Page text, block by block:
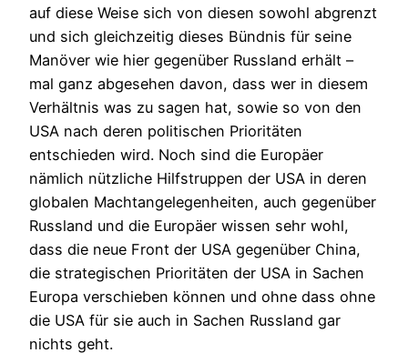
auf diese Weise sich von diesen sowohl abgrenzt
und sich gleichzeitig dieses Bündnis für seine
Manöver wie hier gegenüber Russland erhält –
mal ganz abgesehen davon, dass wer in diesem
Verhältnis was zu sagen hat, sowie so von den
USA nach deren politischen Prioritäten
entschieden wird. Noch sind die Europäer
nämlich nützliche Hilfstruppen der USA in deren
globalen Machtangelegenheiten, auch gegenüber
Russland und die Europäer wissen sehr wohl,
dass die neue Front der USA gegenüber China,
die strategischen Prioritäten der USA in Sachen
Europa verschieben können und ohne dass ohne
die USA für sie auch in Sachen Russland gar
nichts geht.